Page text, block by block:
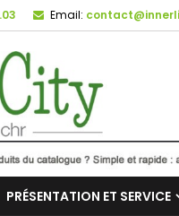
Email:
PRÉSENTATION ET SERVICE